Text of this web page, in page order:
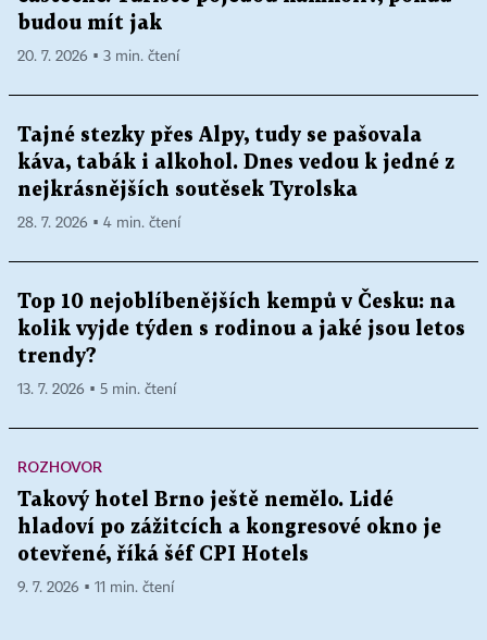
budou mít jak
20. 7. 2026 ▪ 3 min. čtení
Tajné stezky přes Alpy, tudy se pašovala
káva, tabák i alkohol. Dnes vedou k jedné z
nejkrásnějších soutěsek Tyrolska
28. 7. 2026 ▪ 4 min. čtení
Top 10 nejoblíbenějších kempů v Česku: na
kolik vyjde týden s rodinou a jaké jsou letos
trendy?
13. 7. 2026 ▪ 5 min. čtení
ROZHOVOR
Takový hotel Brno ještě nemělo. Lidé
hladoví po zážitcích a kongresové okno je
otevřené, říká šéf CPI Hotels
9. 7. 2026 ▪ 11 min. čtení